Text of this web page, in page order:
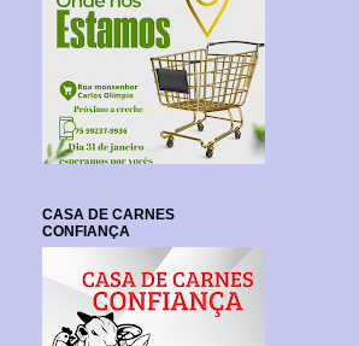
CASA DE CARNES
CONFIANÇA